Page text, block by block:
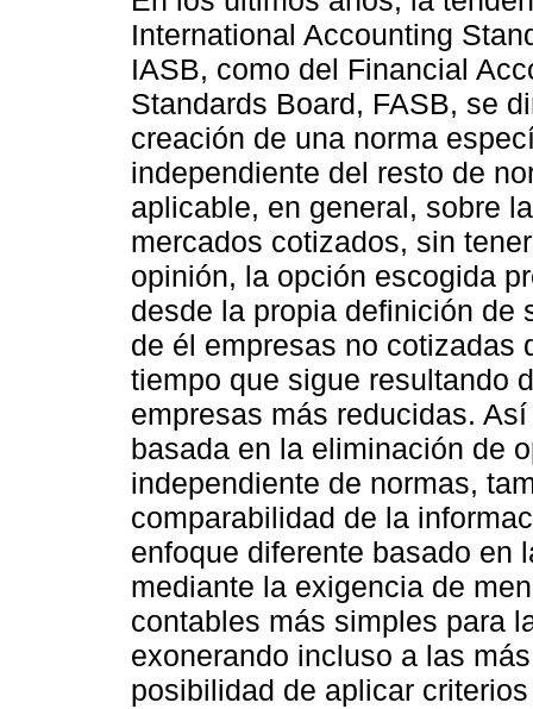
International Accounting
IASB, como del Financial
Standards Board, FASB, se
creación de una norma
independiente del resto de
aplicable, en general, sobre
mercados cotizados, sin
opinión, la opción escogida
desde la propia definición de
de él empresas no cotizadas
tiempo que sigue resultando
empresas más reducidas.
basada en la eliminación de
independiente de normas,
comparabilidad de la
enfoque diferente basado en
mediante la exigencia de
contables más simples para
exonerando incluso a las
posibilidad de aplicar